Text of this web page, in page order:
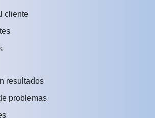
cliente
resultados
problemas